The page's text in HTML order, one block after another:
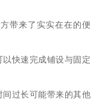
带来了实实在在的便
快速完成铺设与固定
过长可能带来的其他